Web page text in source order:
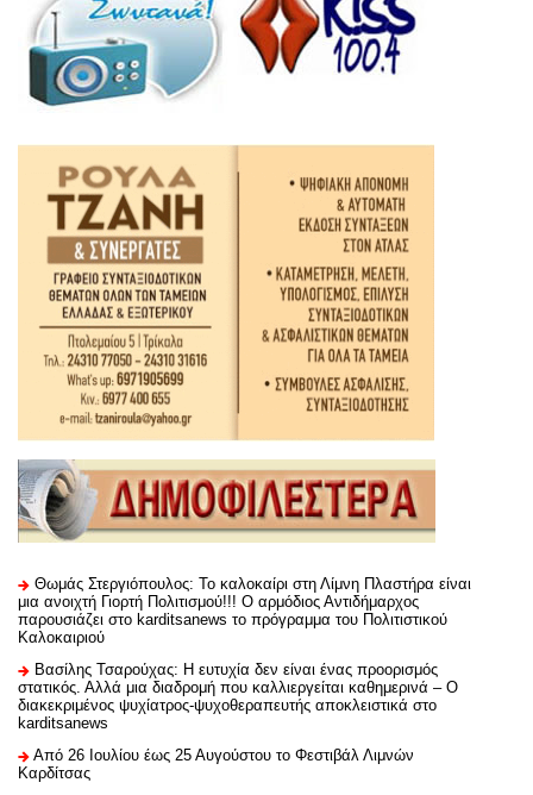
Θωμάς Στεργιόπουλος: Το καλοκαίρι στη Λίμνη Πλαστήρα είναι
μια ανοιχτή Γιορτή Πολιτισμού!!! Ο αρμόδιος Αντιδήμαρχος
παρουσιάζει στο karditsanews το πρόγραμμα του Πολιτιστικού
Καλοκαιριού
Βασίλης Τσαρούχας: Η ευτυχία δεν είναι ένας προορισμός
στατικός. Αλλά μια διαδρομή που καλλιεργείται καθημερινά – Ο
διακεκριμένος ψυχίατρος-ψυχοθεραπευτής αποκλειστικά στο
karditsanews
Από 26 Ιουλίου έως 25 Αυγούστου το Φεστιβάλ Λιμνών
Καρδίτσας